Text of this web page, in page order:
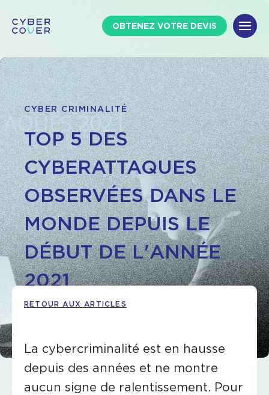
OBTENEZ VOTRE DEVIS
CYBER CRIMINALITÉ
TOP 5 DES
CYBERATTAQUES
OBSERVÉES DANS LE
MONDE DEPUIS LE
DÉBUT DE L'ANNÉE
2021
RETOUR AUX ARTICLES
La cybercriminalité est en hausse
depuis des années et ne montre
aucun signe de ralentissement. Pour